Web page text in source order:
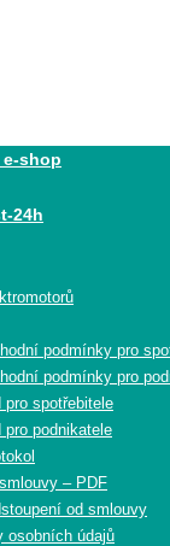
shop
24h
podmínky pro
podmínky pro
pro spotřebitele
pro podnikatele
– PDF
od smlouvy
osobních údajů